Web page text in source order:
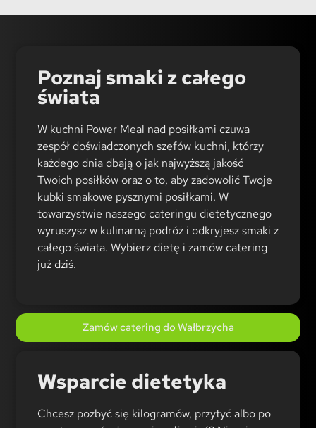
Poznaj smaki z całego
świata
W kuchni Power Meal nad posiłkami czuwa
zespół doświadczonych szefów kuchni, którzy
każdego dnia dbają o jak najwyższą jakość
Twoich posiłków oraz o to, aby zadowolić Twoje
kubki smakowe pysznymi posiłkami. W
towarzystwie naszego cateringu dietetycznego
wyruszysz w kulinarną podróż i odkryjesz smaki z
całego świata. Wybierz dietę i zamów catering
już dziś.
Zamów catering do Wałbrzycha
Wsparcie dietetyka
Chcesz pozbyć się kilogramów, przytyć albo po